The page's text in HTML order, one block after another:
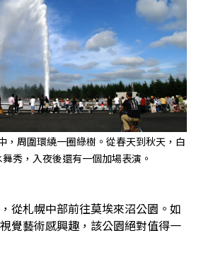
，周圍環繞一圈綠樹。從春天到秋天，白
秀，入夜後還有一個加場表演。
從札幌中部前往莫埃來沼公園。如
覺藝術感興趣，該公園絕對值得一